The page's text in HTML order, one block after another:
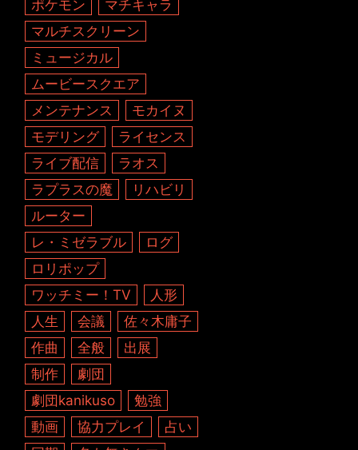
ポケモン
マチキャラ
マルチスクリーン
ミュージカル
ムービースクエア
メンテナンス
モカイヌ
モデリング
ライセンス
ライブ配信
ラオス
ラプラスの魔
リハビリ
ルーター
レ・ミゼラブル
ログ
ロリポップ
ワッチミー！TV
人形
人生
会議
佐々木庸子
作曲
全般
出展
制作
劇団
劇団kanikuso
勉強
動画
協力プレイ
占い